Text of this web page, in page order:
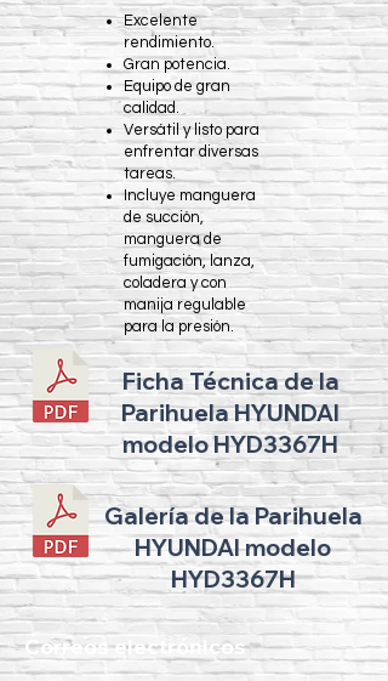
​Excelente
rendimiento.
Gran potencia.
Equipo de gran
calidad.
Versátil y listo para
enfrentar diversas
tareas.
Incluye manguera
de succión,
manguera de
fumigación, lanza,
coladera y con
manija regulable
para la presión.
Ficha Técnica de la
Parihuela HYUNDAI
modelo HYD3367H
Galería de la Parihuela
HYUNDAI modelo
HYD3367H
Correos electrónicos